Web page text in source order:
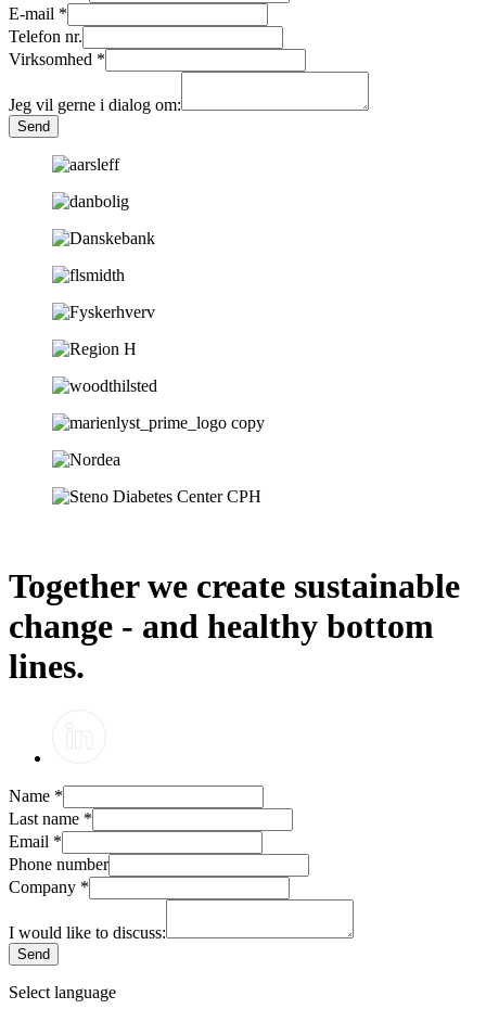
E-mail *
Telefon nr.
Virksomhed *
Jeg vil gerne i dialog om:
Send
Together we create sustainable
change - and healthy bottom
lines.
Name *
Last name *
Email *
Phone number
Company *
I would like to discuss:
Send
Select language